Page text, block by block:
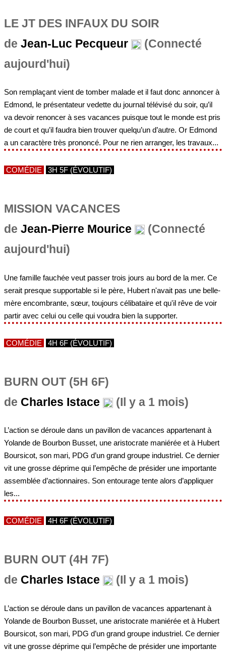
LE JT DES INFAUX DU SOIR
de Jean-Luc Pecqueur
(Connecté
aujourd'hui)
Son remplaçant vient de tomber malade et il faut donc annoncer à
Edmond, le présentateur vedette du journal télévisé du soir, qu’il
va devoir renoncer à ses vacances puisque tout le monde est pris
de court et qu’il faudra bien trouver quelqu’un d’autre. Or Edmond
a un caractère très prononcé. Pour ne rien arranger, les travaux...
COMÉDIE 3H 5F (ÉVOLUTIF)
MISSION VACANCES
de Jean-Pierre Mourice
(Connecté
aujourd'hui)
Une famille fauchée veut passer trois jours au bord de la mer. Ce
serait presque supportable si le père, Hubert n'avait pas une belle-
mère encombrante, sœur, toujours célibataire et qu'il rêve de voir
partir avec celui ou celle qui voudra bien la supporter.
COMÉDIE 4H 6F (ÉVOLUTIF)
BURN OUT (5H 6F)
de Charles Istace (Il y a 1 mois)
L’action se déroule dans un pavillon de vacances appartenant à
Yolande de Bourbon Busset, une aristocrate maniérée et à Hubert
Boursicot, son mari, PDG d’un grand groupe industriel. Ce dernier
vit une grosse déprime qui l’empêche de présider une importante
assemblée d’actionnaires. Son entourage tente alors d’appliquer
les...
COMÉDIE 4H 6F (ÉVOLUTIF)
BURN OUT (4H 7F)
de Charles Istace (Il y a 1 mois)
L’action se déroule dans un pavillon de vacances appartenant à
Yolande de Bourbon Busset, une aristocrate maniérée et à Hubert
Boursicot, son mari, PDG d’un grand groupe industriel. Ce dernier
vit une grosse déprime qui l’empêche de présider une importante